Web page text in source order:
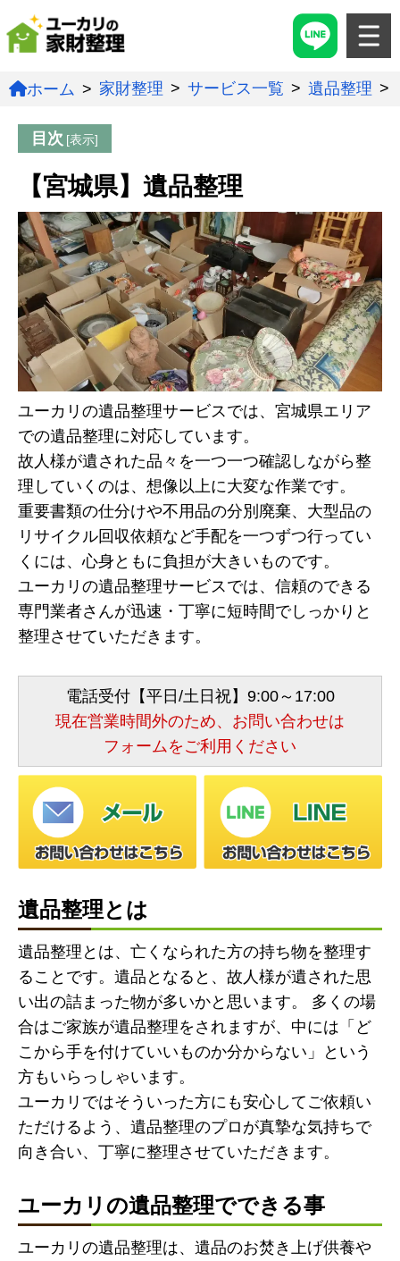
ホーム 家財整理 サービス一覧 遺品整理
目次
【宮城県】遺品整理
ユーカリの遺品整理サービスでは、宮城県エリア
での遺品整理に対応しています。
故人様が遺された品々を一つ一つ確認しながら整
理していくのは、想像以上に大変な作業です。
重要書類の仕分けや不用品の分別廃棄、大型品の
リサイクル回収依頼など手配を一つずつ行ってい
くには、心身ともに負担が大きいものです。
ユーカリの遺品整理サービスでは、信頼のできる
専門業者さんが迅速・丁寧に短時間でしっかりと
整理させていただきます。
電話受付【平日/土日祝】9:00～17:00
現在営業時間外のため、お問い合わせは
フォームをご利用ください
遺品整理とは
遺品整理とは、亡くなられた方の持ち物を整理す
ることです。遺品となると、故人様が遺された思
い出の詰まった物が多いかと思います。 多くの場
合はご家族が遺品整理をされますが、中には「ど
こから手を付けていいものか分からない」という
方もいらっしゃいます。
ユーカリではそういった方にも安心してご依頼い
ただけるよう、遺品整理のプロが真摯な気持ちで
向き合い、丁寧に整理させていただきます。
ユーカリの遺品整理でできる事
ユーカリの遺品整理は、遺品のお焚き上げ供養や